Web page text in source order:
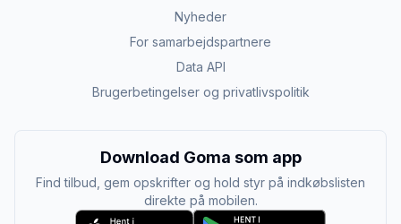
Nyheder
For samarbejdspartnere
Data API
Brugerbetingelser og privatlivspolitik
Download Goma som app
Find tilbud, gem opskrifter og hold styr på indkøbslisten
direkte på mobilen.